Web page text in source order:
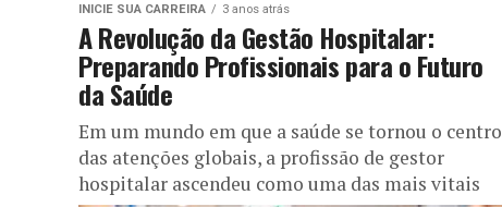
INICIE SUA CARREIRA 3 anos atrás
A Revolução da Gestão Hospitalar:
Preparando Profissionais para o Futuro
da Saúde
Em um mundo em que a saúde se tornou o centro
das atenções globais, a profissão de gestor
hospitalar ascendeu como uma das mais vitais